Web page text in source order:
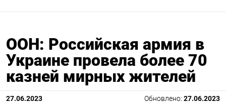
ООН: Российская армия в
Украине провела более 70
казней мирных жителей
27.06.2023 Обновлено: 27.06.2023